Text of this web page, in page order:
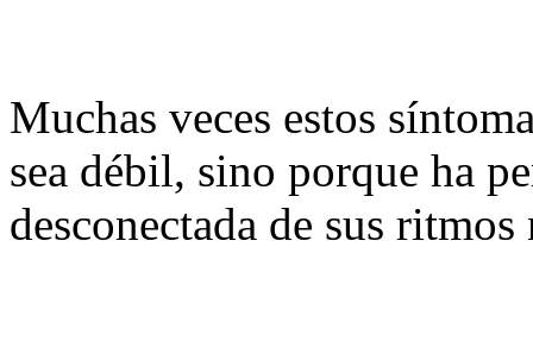
Muchas veces estos
sea débil, sino porque ha
desconectada de sus ritmos